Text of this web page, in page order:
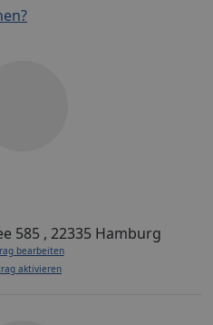
585 , 22335 Hamburg
bearbeiten
aktivieren